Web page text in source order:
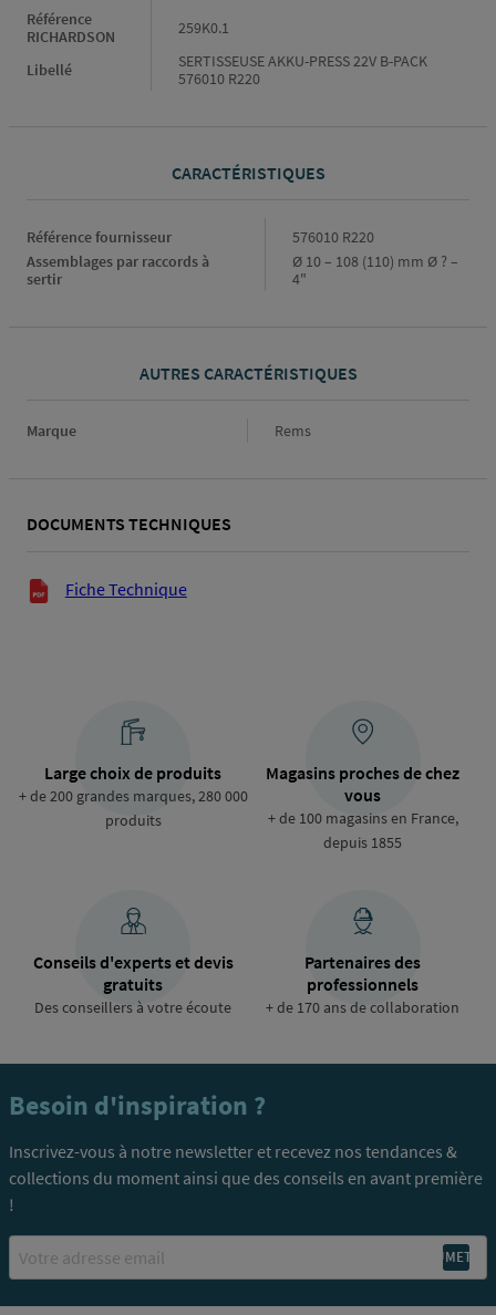
Référence
RICHARDSON
259K0.1
Libellé
SERTISSEUSE AKKU-PRESS 22V B-PACK
576010 R220
CARACTÉRISTIQUES
Caractéristiques
Référence fournisseur
576010 R220
Assemblages par raccords à
sertir
Ø 10 – 108 (110) mm Ø ? –
4"
AUTRES CARACTÉRISTIQUES
Marque Marque
Rems
DOCUMENTS TECHNIQUES
Documents techniques
Fiche Technique
Large choix de produits
+ de 200 grandes marques, 280 000
produits
Magasins proches de chez
vous
+ de 100 magasins en France,
depuis 1855
Conseils d'experts et devis
gratuits
Des conseillers à votre écoute
Partenaires des
professionnels
+ de 170 ans de collaboration
Besoin d'inspiration ?
Inscrivez-vous à notre newsletter et recevez nos tendances &
collections du moment ainsi que des conseils en avant première
!
Email